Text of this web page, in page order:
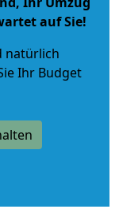
auf Sie!
natürlich
Ihr Budget